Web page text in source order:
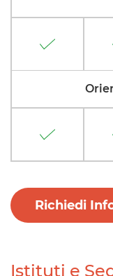
Richiedi
Istituti e